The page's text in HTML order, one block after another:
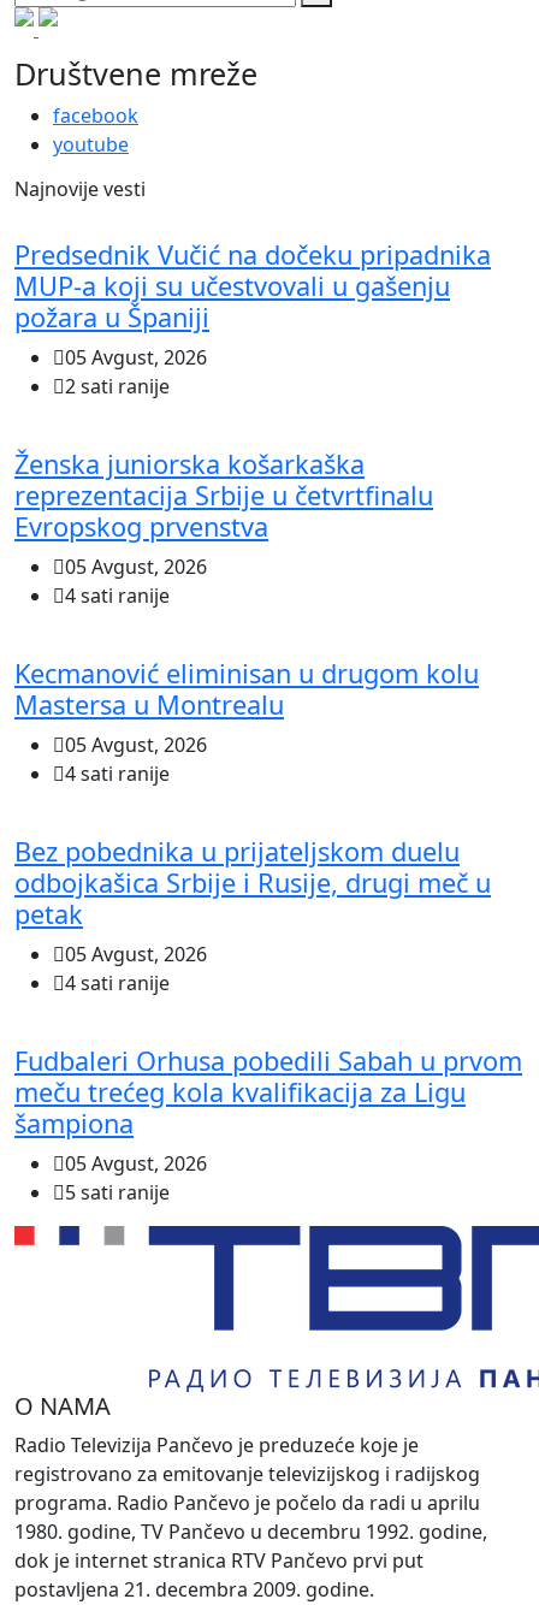
Društvene mreže
facebook
youtube
Najnovije vesti
Predsednik Vučić na dočeku pripadnika
MUP-a koji su učestvovali u gašenju
požara u Španiji
05 Avgust, 2026
2 sati ranije
Ženska juniorska košarkaška
reprezentacija Srbije u četvrtfinalu
Evropskog prvenstva
05 Avgust, 2026
4 sati ranije
Kecmanović eliminisan u drugom kolu
Mastersa u Montrealu
05 Avgust, 2026
4 sati ranije
Bez pobednika u prijateljskom duelu
odbojkašica Srbije i Rusije, drugi meč u
petak
05 Avgust, 2026
4 sati ranije
Fudbaleri Orhusa pobedili Sabah u prvom
meču trećeg kola kvalifikacija za Ligu
šampiona
05 Avgust, 2026
5 sati ranije
O NAMA
Radio Televizija Pančevo je preduzeće koje je
registrovano za emitovanje televizijskog i radijskog
programa. Radio Pančevo je počelo da radi u aprilu
1980. godine, TV Pančevo u decembru 1992. godine,
dok je internet stranica RTV Pančevo prvi put
postavljena 21. decembra 2009. godine.